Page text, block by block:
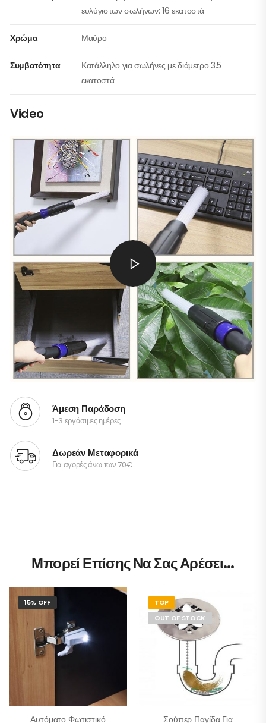
ευλύγιστων σωλήνων: 16 εκατοστά
Χρώμα Μαύρο
Συμβατότητα
Κατάλληλο για σωλήνες με διάμετρο 3.5
εκατοστά
Video
Άμεση Παράδοση
1-3 εργάσιμες ημέρες
Δωρεάν Μεταφορικά
Για αγορές άνω των 70€
Μπορεί Επίσης Να Σας Αρέσει…
15% OFF
Αυτόματο Φωτιστικό
TOP
OUT OF STOCK
Σούπερ Παγίδα Για